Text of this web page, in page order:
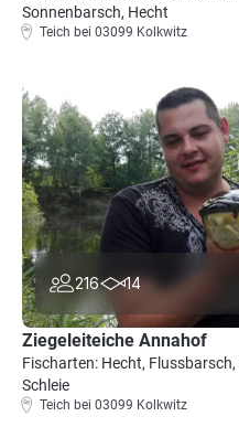
Sonnenbarsch, Hecht
Teich bei 03099 Kolkwitz
216 14
Ziegeleiteiche Annahof
Fischarten: Hecht,
Schleie
Teich bei 03099 Kolkwitz